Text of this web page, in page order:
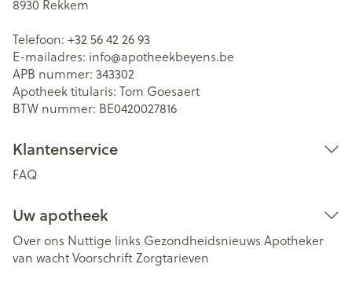
8930 Rekkem
Telefoon: +32 56 42 26 93
E-mailadres: info@apotheekbeyens.be
APB nummer: 343302
Apotheek titularis: Tom Goesaert
BTW nummer: BE0420027816
Klantenservice
FAQ
Uw apotheek
Over ons Nuttige links Gezondheidsnieuws Apotheker
van wachtVoorschriftZorgtarieven